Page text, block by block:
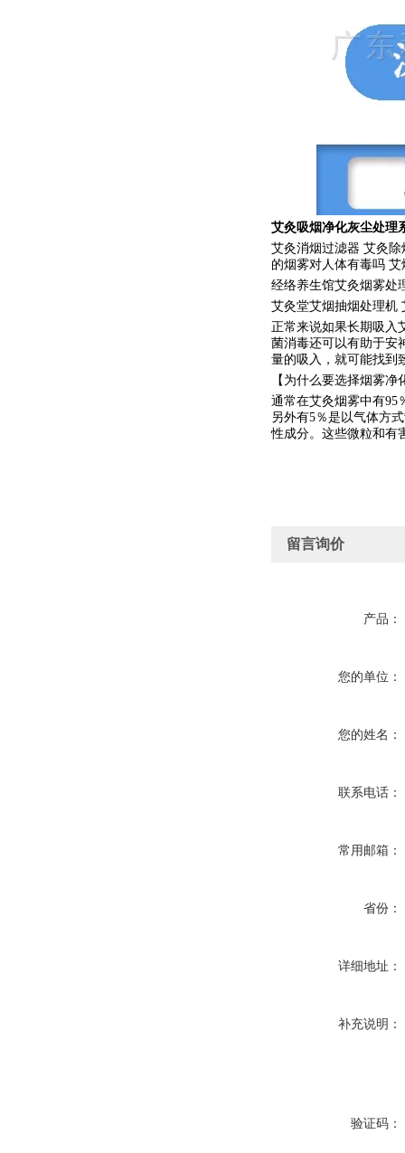
艾灸吸烟净化灰尘处理
艾灸消烟过滤器 艾灸除
的烟雾对人体有毒吗 艾
经络养生馆艾灸烟雾处
艾灸堂艾烟抽烟处理机
正常来说如果长期吸入
菌消毒还可以有助于安
量的吸入，就可能找到
【为什么要选择烟雾净
通常在艾灸烟雾中有95
另外有5％是以气体方
性成分。这些微粒和有
留言询价
产品：
您的单位：
您的姓名：
联系电话：
常用邮箱：
省份：
详细地址：
补充说明：
验证码：